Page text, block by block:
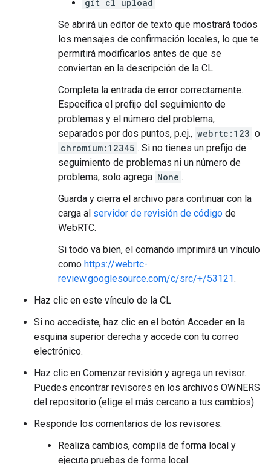
git cl upload
Se abrirá un editor de texto que mostrará todos
los mensajes de confirmación locales, lo que te
permitirá modificarlos antes de que se
conviertan en la descripción de la CL.
Completa la entrada de error correctamente.
Especifica el prefijo del seguimiento de
problemas y el número del problema,
separados por dos puntos, p.ej., webrtc:123 o
chromium:12345 . Si no tienes un prefijo de
seguimiento de problemas ni un número de
problema, solo agrega None .
Guarda y cierra el archivo para continuar con la
carga al servidor de revisión de código de
WebRTC.
Si todo va bien, el comando imprimirá un vínculo
como https://webrtc-
review.googlesource.com/c/src/+/53121.
Haz clic en este vínculo de la CL
Si no accediste, haz clic en el botón Acceder en la
esquina superior derecha y accede con tu correo
electrónico.
Haz clic en Comenzar revisión y agrega un revisor.
Puedes encontrar revisores en los archivos OWNERS
del repositorio (elige el más cercano a tus cambios).
Responde los comentarios de los revisores:
Realiza cambios, compila de forma local y
ejecuta pruebas de forma local